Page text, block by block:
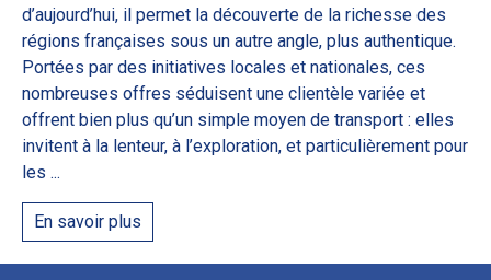
d’aujourd’hui, il permet la découverte de la richesse des
régions françaises sous un autre angle, plus authentique.
Portées par des initiatives locales et nationales, ces
nombreuses offres séduisent une clientèle variée et
offrent bien plus qu’un simple moyen de transport : elles
invitent à la lenteur, à l’exploration, et particulièrement pour
les ...
En savoir plus